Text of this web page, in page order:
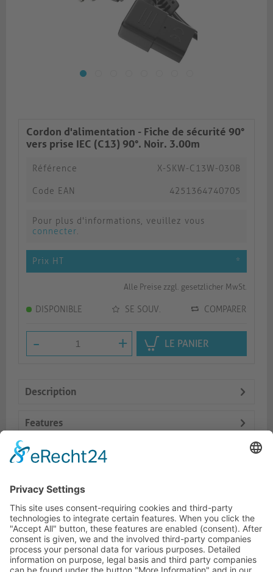
Cordon d'alimentation - Fiche de sécurité 90°
vers prise IEC (C13) 90°. Noir. 3.00m
Référence X-SKW-C13W-030B
Code EAN 4251364740705
Pour plus d'informations, veuillez vous
connecter.
Prix HT *
Alle Preise zzgl. gesetzlicher MwSt.
DISPONIBLE SE SOUV. COMPARER
- + LE PANIER
Description
Features
Logistics
Prod. similaires
HOTLINE ASSISTANCE